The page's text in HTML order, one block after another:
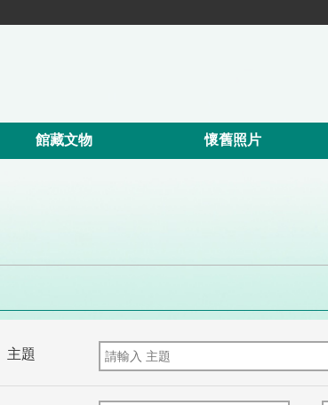
館藏文物 懷舊照片
主題